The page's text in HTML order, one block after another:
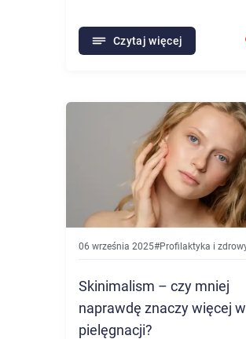
Czytaj więcej
06 września 2025#Profilaktyka i zdrowy styl
Skinimalism – czy mniej
naprawdę znaczy więcej w
pielęgnacji?